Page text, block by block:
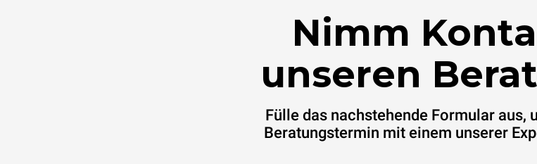
Nimm
unseren
Fülle das nachstehende Formular aus,
Beratungstermin mit einem unserer